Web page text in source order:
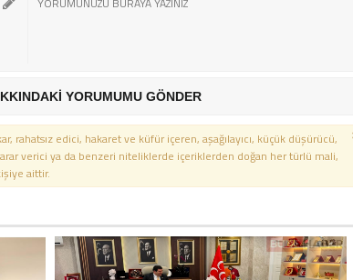
YORUMUMU GÖNDER
rahatsız edici, hakaret ve küfür içeren, aşağılayıcı, küçük düşürücü,
verici ya da benzeri niteliklerde içeriklerden doğan her türlü mali,
aittir.